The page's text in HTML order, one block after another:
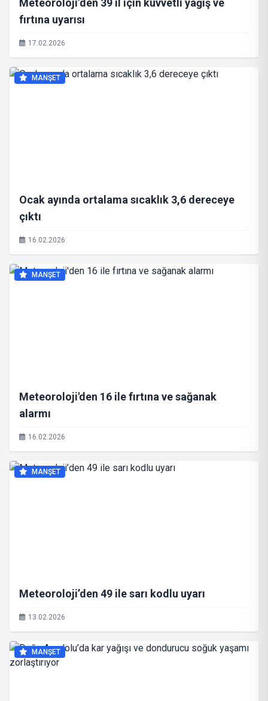
Meteoroloji’den 39 il için kuvvetli yağış ve
fırtına uyarısı
17.02.2026
MANŞET
Ocak ayında ortalama sıcaklık 3,6 dereceye
çıktı
16.02.2026
MANŞET
Meteoroloji'den 16 ile fırtına ve sağanak
alarmı
16.02.2026
MANŞET
Meteoroloji’den 49 ile sarı kodlu uyarı
13.02.2026
MANŞET